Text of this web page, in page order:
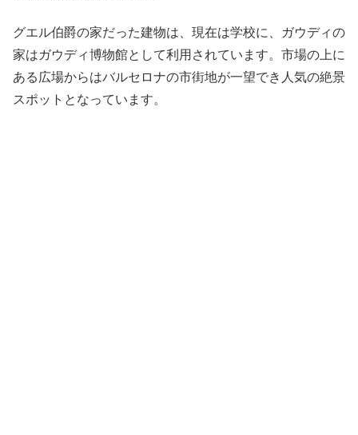
グエル伯爵の家だった建物は、現在は学校に、ガウディの
家はガウディ博物館として利用されています。市場の上に
ある広場からはバルセロナの市街地が一望でき人気の絶景
スポットとなっています。